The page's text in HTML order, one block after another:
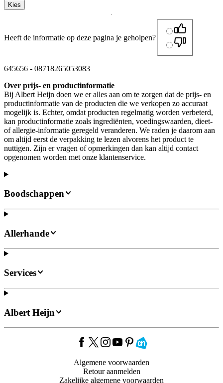
Kies
Heeft de informatie op deze pagina je geholpen?
645656 - 08718265053083
Over prijs- en productinformatie
Bij Albert Heijn doen we er alles aan om te zorgen dat de prijs- en
productinformatie van de producten die we verkopen zo accuraat
mogelijk is. Echter, omdat producten regelmatig worden verbeterd,
kan productinformatie zoals ingrediënten, voedingswaarden, dieet-
of allergie-informatie geregeld veranderen. We raden je daarom aan
om altijd eerst de verpakking te lezen alvorens het product te
nuttigen. Zijn er vragen of opmerkingen dan kan altijd contact
opgenomen worden met onze klantenservice.
Boodschappen
Allerhande
Services
Albert Heijn
Algemene voorwaarden
Retour aanmelden
Zakelijke algemene voorwaarden